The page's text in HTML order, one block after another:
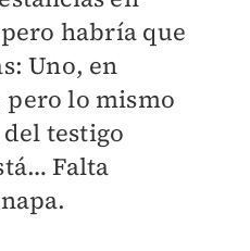
habría que
Uno, en
pero lo mismo
testigo
Falta